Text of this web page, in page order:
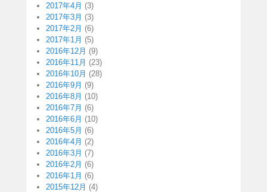
2017年4月 (3)
2017年3月 (3)
2017年2月 (6)
2017年1月 (5)
2016年12月 (9)
2016年11月 (23)
2016年10月 (28)
2016年9月 (9)
2016年8月 (10)
2016年7月 (6)
2016年6月 (10)
2016年5月 (6)
2016年4月 (2)
2016年3月 (7)
2016年2月 (6)
2016年1月 (6)
2015年12月 (4)